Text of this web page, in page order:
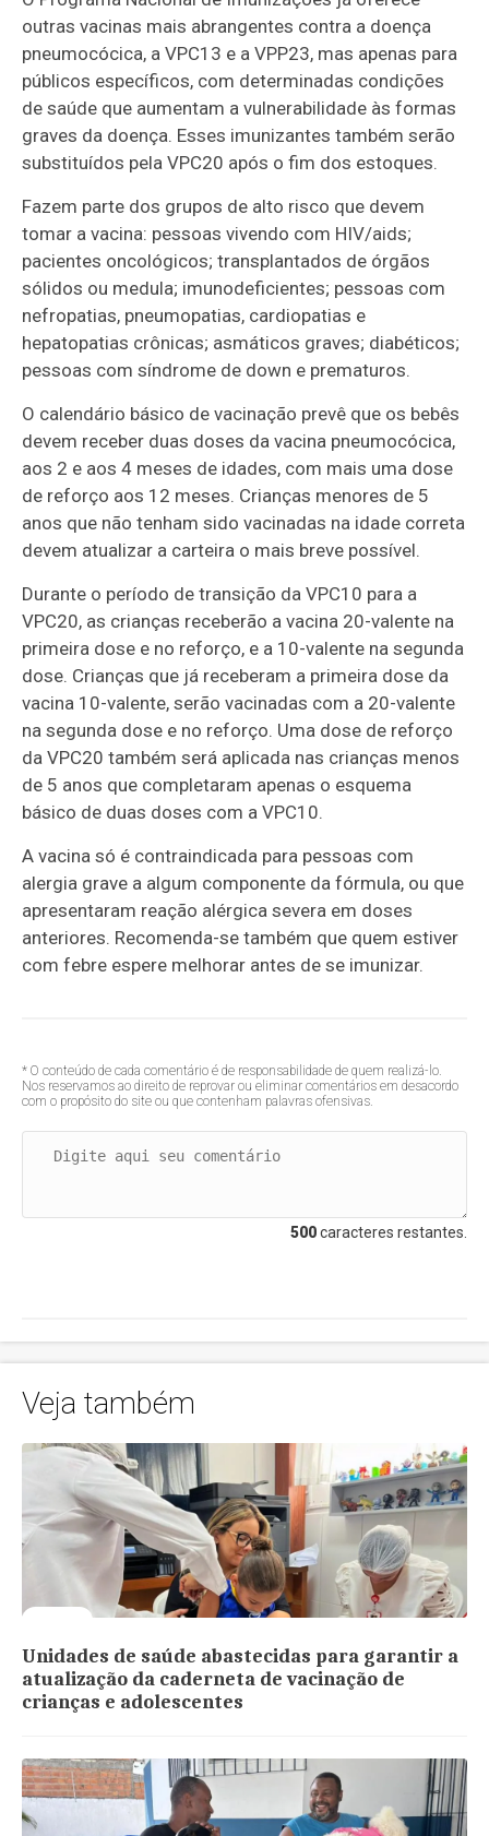
outras vacinas mais abrangentes contra a doença
pneumocócica, a VPC13 e a VPP23, mas apenas para
públicos específicos, com determinadas condições
de saúde que aumentam a vulnerabilidade às formas
graves da doença. Esses imunizantes também serão
substituídos pela VPC20 após o fim dos estoques.
Fazem parte dos grupos de alto risco que devem
tomar a vacina: pessoas vivendo com HIV/aids;
pacientes oncológicos; transplantados de órgãos
sólidos ou medula; imunodeficientes; pessoas com
nefropatias, pneumopatias, cardiopatias e
hepatopatias crônicas; asmáticos graves; diabéticos;
pessoas com síndrome de down e prematuros.
O calendário básico de vacinação prevê que os bebês
devem receber duas doses da vacina pneumocócica,
aos 2 e aos 4 meses de idades, com mais uma dose
de reforço aos 12 meses. Crianças menores de 5
anos que não tenham sido vacinadas na idade correta
devem atualizar a carteira o mais breve possível.
Durante o período de transição da VPC10 para a
VPC20, as crianças receberão a vacina 20-valente na
primeira dose e no reforço, e a 10-valente na segunda
dose. Crianças que já receberam a primeira dose da
vacina 10-valente, serão vacinadas com a 20-valente
na segunda dose e no reforço. Uma dose de reforço
da VPC20 também será aplicada nas crianças menos
de 5 anos que completaram apenas o esquema
básico de duas doses com a VPC10.
A vacina só é contraindicada para pessoas com
alergia grave a algum componente da fórmula, ou que
apresentaram reação alérgica severa em doses
anteriores. Recomenda-se também que quem estiver
com febre espere melhorar antes de se imunizar.
* O conteúdo de cada comentário é de responsabilidade de quem realizá-lo.
Nos reservamos ao direito de reprovar ou eliminar comentários em desacordo
com o propósito do site ou que contenham palavras ofensivas.
500caracteres restantes.
Veja também
Unidades de saúde abastecidas para garantir a
atualização da caderneta de vacinação de
crianças e adolescentes